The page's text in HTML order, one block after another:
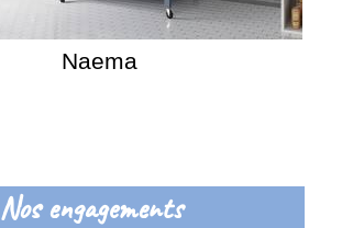
Naema
Nos engagements